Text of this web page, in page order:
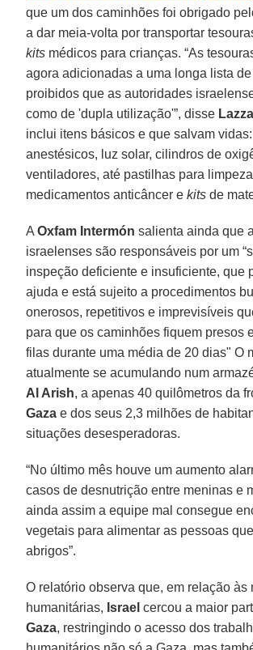
que um dos caminhões foi obrigado
a dar meia-volta por transportar
kits médicos para crianças. “As
agora adicionadas a uma longa lista
proibidos que as autoridades
como de 'dupla utilização'”, disse
inclui itens básicos e que salvam
anestésicos, luz solar, cilindros de
ventiladores, até pastilhas para
medicamentos anticâncer ekits de
AOxfam Intermón salienta ainda que
israelenses são responsáveis ​​por um
inspeção deficiente e insuficiente, que
ajuda e está sujeito a procedimentos
onerosos, repetitivos e imprevisíveis
para que os caminhões fiquem presos
filas durante uma média de 20 dias" O
atualmente se acumulando num
Al Arish, a apenas 40 quilômetros da
Gaza e dos seus 2,3 milhões de
situações desesperadoras.
“No último mês houve um aumento
casos de desnutrição entre meninas e
ainda assim a equipe mal consegue
vegetais para alimentar as pessoas
abrigos”.
O relatório observa que, em relação às
humanitárias, Israel cercou a maior
Gaza, restringindo o acesso dos